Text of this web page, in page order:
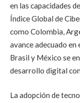
en las capacidades
Índice Global de
como Colombia,
avance adecuado
Brasil y México se
desarrollo digital
La adopción de